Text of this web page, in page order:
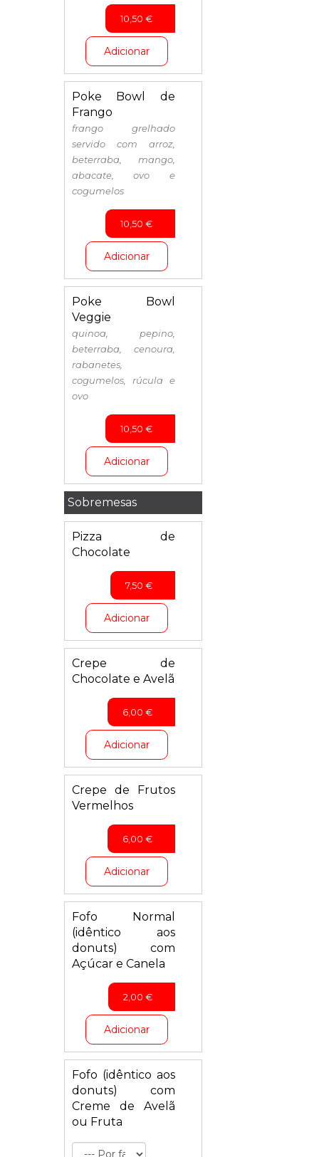
10,50 €
Adicionar
Poke Bowl de
Frango
frango grelhado
servido com arroz,
beterraba, mango,
abacate, ovo e
cogumelos
10,50 €
Adicionar
Poke Bowl
Veggie
quinoa, pepino,
beterraba, cenoura,
rabanetes,
cogumelos, rúcula e
ovo
10,50 €
Adicionar
Sobremesas
Pizza de
Chocolate
7,50 €
Adicionar
Crepe de
Chocolate e Avelã
6,00 €
Adicionar
Crepe de Frutos
Vermelhos
6,00 €
Adicionar
Fofo Normal
(idêntico aos
donuts) com
Açúcar e Canela
2,00 €
Adicionar
Fofo (idêntico aos
donuts) com
Creme de Avelã
ou Fruta